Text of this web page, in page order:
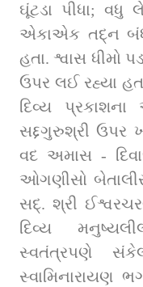
ઘૂંટડા પીધા; વધુ
એકાએક તદ્ન બંધ
હતા. શ્વાસ ધીમો
ઉપર લઈ રહ્યા
દિવ્ય
સદ્દગુરુશ્રી ઉપર
વદ અમાસ -
ઓગણીસો
સદ્. શ્રી
દિવ્ય
સ્વતંત્રપણે
સ્વામિનારાયણ